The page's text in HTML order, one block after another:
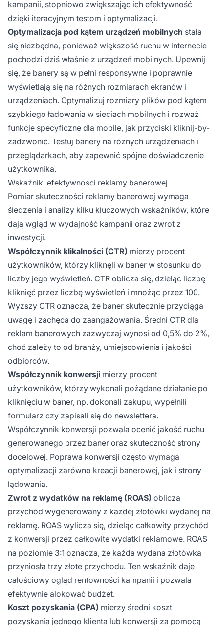
kampanii, stopniowo zwiększając ich efektywność
dzięki iteracyjnym testom i optymalizacji.
Optymalizacja pod kątem urządzeń mobilnych stała
się niezbędna, ponieważ większość ruchu w internecie
pochodzi dziś właśnie z urządzeń mobilnych. Upewnij
się, że banery są w pełni responsywne i poprawnie
wyświetlają się na różnych rozmiarach ekranów i
urządzeniach. Optymalizuj rozmiary plików pod kątem
szybkiego ładowania w sieciach mobilnych i rozważ
funkcje specyficzne dla mobile, jak przyciski kliknij-by-
zadzwonić. Testuj banery na różnych urządzeniach i
przeglądarkach, aby zapewnić spójne doświadczenie
użytkownika.
Wskaźniki efektywności reklamy banerowej
Pomiar skuteczności reklamy banerowej wymaga
śledzenia i analizy kilku kluczowych wskaźników, które
dają wgląd w wydajność kampanii oraz zwrot z
inwestycji.
Współczynnik klikalności (CTR) mierzy procent
użytkowników, którzy kliknęli w baner w stosunku do
liczby jego wyświetleń. CTR oblicza się, dzieląc liczbę
kliknięć przez liczbę wyświetleń i mnożąc przez 100.
Wyższy CTR oznacza, że baner skutecznie przyciąga
uwagę i zachęca do zaangażowania. Średni CTR dla
reklam banerowych zazwyczaj wynosi od 0,5% do 2%,
choć zależy to od branży, umiejscowienia i jakości
odbiorców.
Współczynnik konwersji mierzy procent
użytkowników, którzy wykonali pożądane działanie po
kliknięciu w baner, np. dokonali zakupu, wypełnili
formularz czy zapisali się do newslettera.
Współczynnik konwersji pozwala ocenić jakość ruchu
generowanego przez baner oraz skuteczność strony
docelowej. Poprawa konwersji często wymaga
optymalizacji zarówno kreacji banerowej, jak i strony
lądowania.
Zwrot z wydatków na reklamę (ROAS) oblicza
przychód wygenerowany z każdej złotówki wydanej na
reklamę. ROAS wylicza się, dzieląc całkowity przychód
z konwersji przez całkowite wydatki reklamowe. ROAS
na poziomie 3:1 oznacza, że każda wydana złotówka
przyniosła trzy złote przychodu. Ten wskaźnik daje
całościowy ogląd rentowności kampanii i pozwala
efektywnie alokować budżet.
Koszt pozyskania (CPA) mierzy średni koszt
pozyskania jednego klienta lub konwersji za pomocą